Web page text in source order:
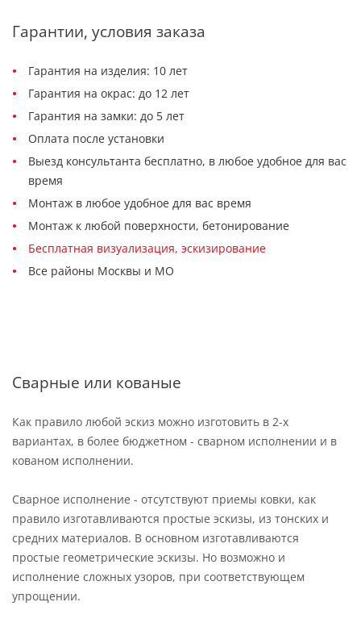
Гарантии, условия заказа
Гарантия на изделия: 10 лет
Гарантия на окрас: до 12 лет
Гарантия на замки: до 5 лет
Оплата после установки
Выезд консультанта бесплатно, в любое удобное для вас
время
Монтаж в любое удобное для вас время
Монтаж к любой поверхности, бетонирование
Бесплатная визуализация, эскизирование
Все районы Москвы и МО
Сварные или кованые
Как правило любой эскиз можно изготовить в 2-х
вариантах, в более бюджетном - сварном исполнении и в
кованом исполнении.
Сварное исполнение - отсутствуют приемы ковки, как
правило изготавливаются простые эскизы, из тонских и
средних материалов. В основном изготавливаются
простые геометрические эскизы. Но возможно и
исполнение сложных узоров, при соответствующем
упрощении.